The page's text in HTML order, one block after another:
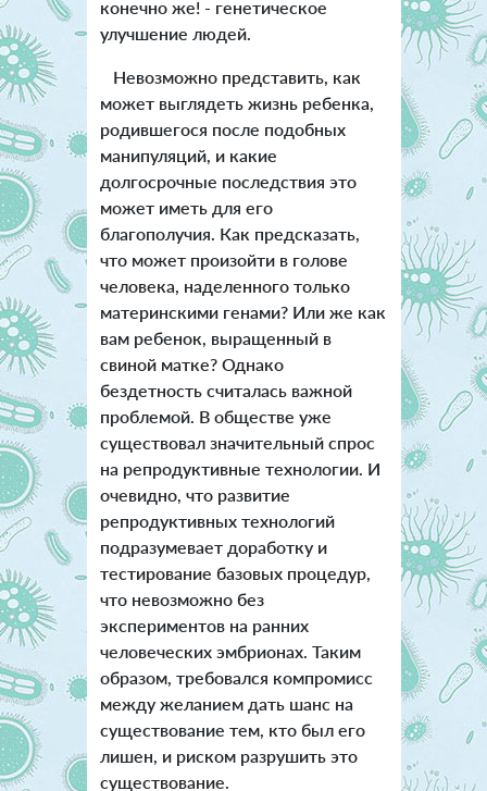
конечно же! - генетическое
улучшение людей.
Невозможно представить, как
может выглядеть жизнь ребенка,
родившегося после подобных
манипуляций, и какие
долгосрочные последствия это
может иметь для его
благополучия. Как предсказать,
что может произойти в голове
человека, наделенного только
материнскими генами? Или же как
вам ребенок, выращенный в
свиной матке? Однако
бездетность считалась важной
проблемой. В обществе уже
существовал значительный спрос
на репродуктивные технологии. И
очевидно, что развитие
репродуктивных технологий
подразумевает доработку и
тестирование базовых процедур,
что невозможно без
экспериментов на ранних
человеческих эмбрионах. Таким
образом, требовался компромисс
между желанием дать шанс на
существование тем, кто был его
лишен, и риском разрушить это
существование.